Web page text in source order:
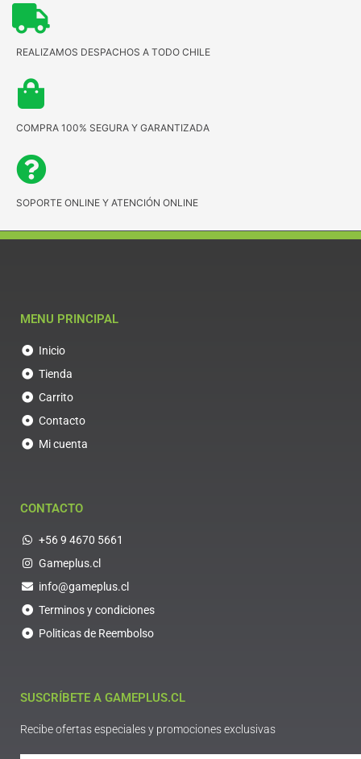
REALIZAMOS DESPACHOS A TODO CHILE
COMPRA 100% SEGURA Y GARANTIZADA
SOPORTE ONLINE Y ATENCIÓN ONLINE
MENU PRINCIPAL
Inicio
Tienda
Carrito
Contacto
Mi cuenta
CONTACTO
+56 9 4670 5661
Gameplus.cl
info@gameplus.cl
Terminos y condiciones
Politicas de Reembolso
SUSCRÍBETE A GAMEPLUS.CL
Recibe ofertas especiales y promociones exclusivas